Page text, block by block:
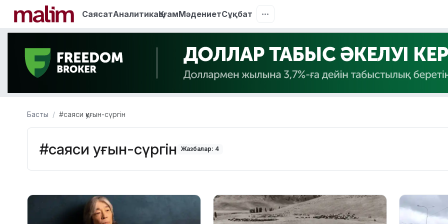
СаясатАналитикаҚоғамМәдениетСұқбат
Басты #саяси қуғын-сүргін
#саяси қуғын-сүргін Жазбалар: 4